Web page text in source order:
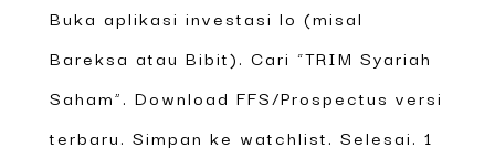
Buka aplikasi investasi lo (misal
Bareksa atau Bibit). Cari “TRIM Syariah
Saham”. Download FFS/Prospectus versi
terbaru. Simpan ke watchlist. Selesai. 1